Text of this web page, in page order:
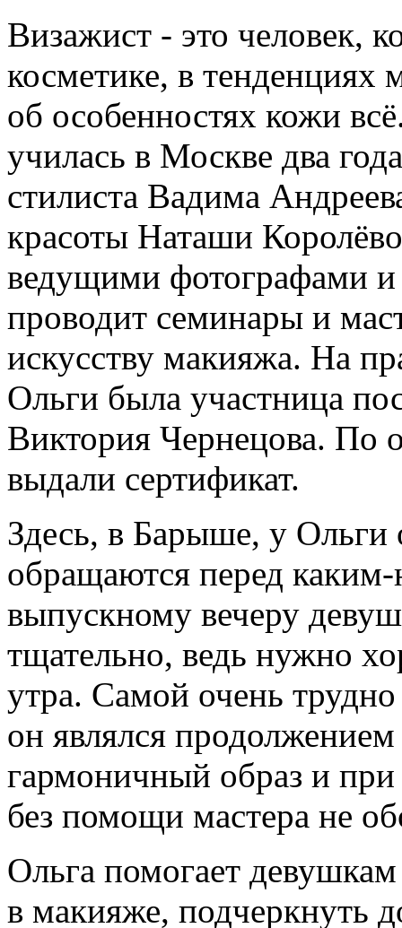
Визажист - это человек,
косметике, в тенденциях
об особенностях кожи
училась в Москве два
стилиста Вадима
красоты Наташи
ведущими фотографами
проводит семинары и
искусству макияжа. На
Ольги была участница
Виктория Чернецова. По
выдали сертификат.
Здесь, в Барыше, у Ольги
обращаются перед
выпускному вечеру
тщательно, ведь нужно
утра. Самой очень
он являлся
гармоничный образ и
без помощи мастера не
Ольга помогает
в макияже, подчеркнуть